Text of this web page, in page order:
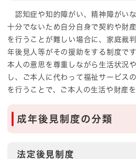
認知症や知的障がい、精神障がい
十分でないため自分自身で契約や財
を行うことが難しい場合に、家庭裁
年後見人等がその援助をする制度で
本人の意思を尊重しながら生活状況
し、ご本人に代わって福祉サービス
を行うことで、ご本人の生活や財産を
成年後見制度の分類
法定後見制度